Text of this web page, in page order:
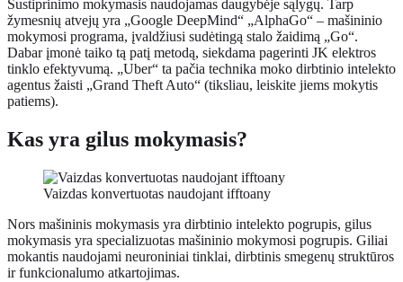
Sustiprinimo mokymasis naudojamas daugybėje sąlygų. Tarp
žymesnių atvejų yra „Google DeepMind“ „AlphaGo“ – mašininio
mokymosi programa, įvaldžiusi sudėtingą stalo žaidimą „Go“.
Dabar įmonė taiko tą patį metodą, siekdama pagerinti JK elektros
tinklo efektyvumą. „Uber“ ta pačia technika moko dirbtinio intelekto
agentus žaisti „Grand Theft Auto“ (tiksliau, leiskite jiems mokytis
patiems).
Kas yra gilus mokymasis?
Vaizdas konvertuotas naudojant ifftoany
Nors mašininis mokymasis yra dirbtinio intelekto pogrupis, gilus
mokymasis yra specializuotas mašininio mokymosi pogrupis. Giliai
mokantis naudojami neuroniniai tinklai, dirbtinis smegenų struktūros
ir funkcionalumo atkartojimas.